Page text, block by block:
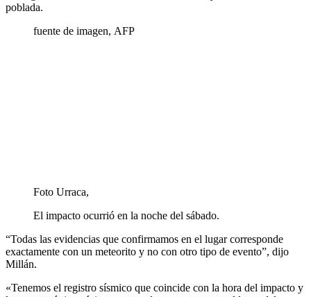
poblada.
fuente de imagen, AFP
Foto Urraca,
El impacto ocurrió en la noche del sábado.
“Todas las evidencias que confirmamos en el lugar corresponde
exactamente con un meteorito y no con otro tipo de evento”, dijo
Millán.
«Tenemos el registro sísmico que coincide con la hora del impacto y